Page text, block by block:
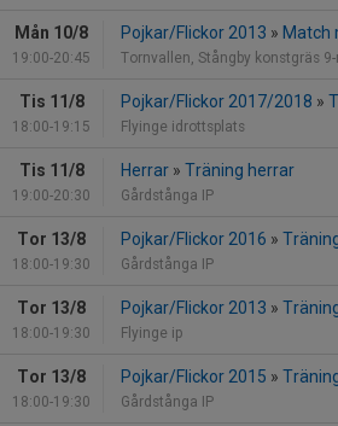
Mån 10/8
19:00-20:45
Pojkar/Flickor 2013 » Match
Tornvallen, Stångby konstgräs
Tis 11/8
18:00-19:15
Pojkar/Flickor 2017/2018 »
Flyinge idrottsplats
Tis 11/8
19:00-20:30
Herrar » Träning herrar
Gårdstånga IP
Tor 13/8
18:00-19:30
Pojkar/Flickor 2016 »
Gårdstånga IP
Tor 13/8
18:00-19:30
Pojkar/Flickor 2013 »
Flyinge ip
Tor 13/8
18:00-19:30
Pojkar/Flickor 2015 »
Gårdstånga IP